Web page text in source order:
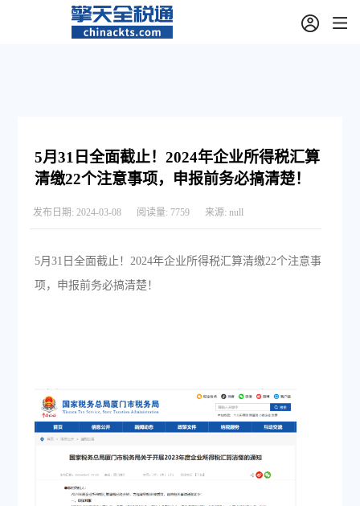
5月31日全面截止！2024年企业所得税汇算
清缴22个注意事项，申报前务必搞清楚！
发布日期: 2024-03-08 阅读量: 7759 来源: null
5月31日全面截止！2024年企业所得税汇算清缴22个注意事
项，申报前务必搞清楚！